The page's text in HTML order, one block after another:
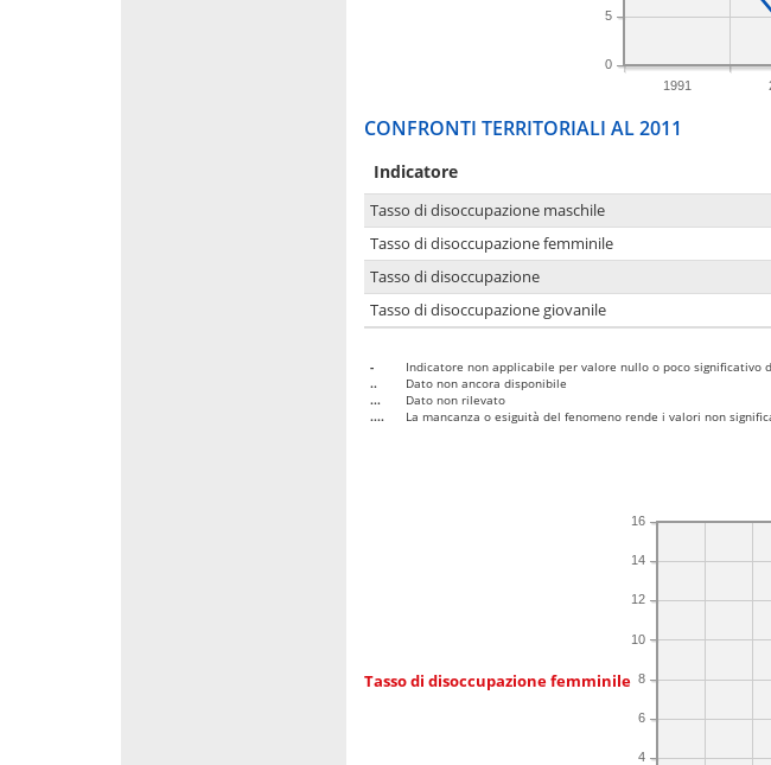
1991
0
5
CONFRONTI TERRITORIALI AL 2011
Indicatore
Tasso di disoccupazione maschile
Tasso di disoccupazione femminile
Tasso di disoccupazione
Tasso di disoccupazione giovanile
-
Indicatore non applicabile per valore nullo o poco significativo
..
Dato non ancora disponibile
...
Dato non rilevato
....
La mancanza o esiguità del fenomeno rende i valori non
Tasso di disoccupazione femminile
4
6
8
10
12
14
16